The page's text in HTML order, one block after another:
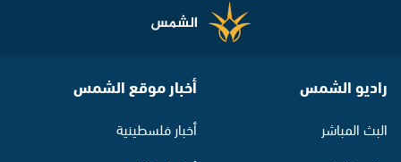
راديو الشمس
البث المباشر
أخبار موقع الشمس
أخبار فلسطينية